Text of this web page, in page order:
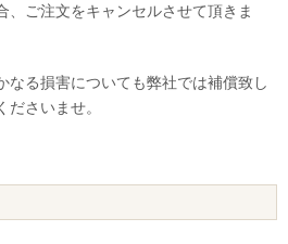
、ご注文をキャンセルさせて頂きま
なる損害についても弊社では補償致し
さいませ。